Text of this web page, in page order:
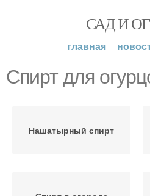
САД И
главная
Спирт для
Нашатырный спирт